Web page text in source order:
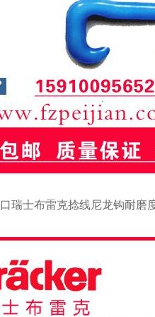
瑞士布雷克捻线尼龙钩耐磨